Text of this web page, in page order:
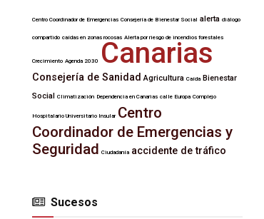
Centro Coordinador de Emergencias Consejería de Bienestar Social alerta diálogo
compartido caídas en zonas rocosas Alerta por riesgo de incendios forestales
Crecimiento Agenda 2030 Canarias
Consejería de Sanidad Agricultura Caída Bienestar
Social Climatización Dependencia en Canarias calle Europa Complejo
Hospitalario Universitario Insular Centro
Coordinador de Emergencias y
Seguridad Ciudadanía accidente de tráfico
Sucesos